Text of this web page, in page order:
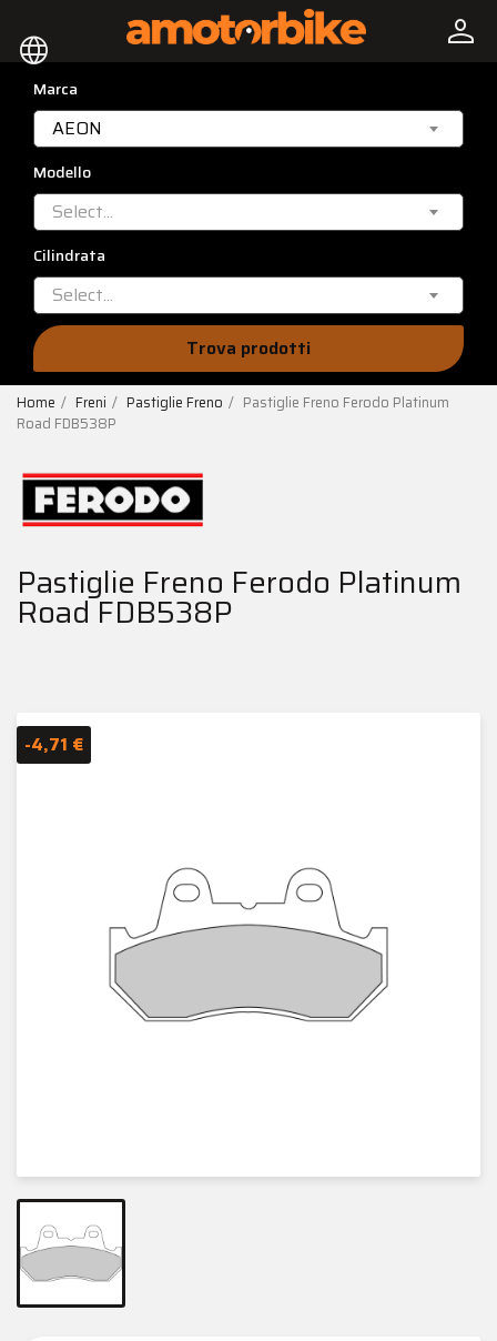
language person
Marca
AEON
Modello
Select...
Cilindrata
Select...
Trova prodotti
Home Freni Pastiglie Freno
Pastiglie Freno Ferodo Platinum
Road FDB538P
Pastiglie Freno Ferodo Platinum
Road FDB538P
-4,71 €